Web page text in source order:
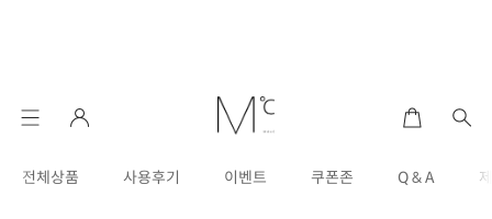
전체상품 사용후기 이벤트 쿠폰존 Q & A